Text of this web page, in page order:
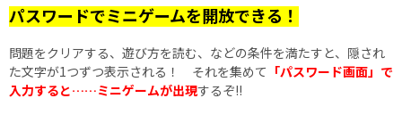
パスワードでミニゲームを開放できる！
問題をクリアする、遊び方を読む、などの条件を満たすと、隠され
た文字が1つずつ表示される！ それを集めて 「パスワード画面」で
入力すると……ミニゲームが出現するぞ!!